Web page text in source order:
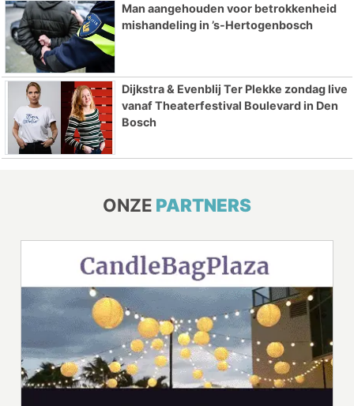
Man aangehouden voor betrokkenheid
mishandeling in ’s-Hertogenbosch
Dijkstra & Evenblij Ter Plekke zondag live
vanaf Theaterfestival Boulevard in Den
Bosch
ONZE PARTNERS